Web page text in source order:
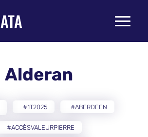
Toggle
Alderan
#1T2025 #ABERDEEN
#ACCÈSVALEURPIERRE